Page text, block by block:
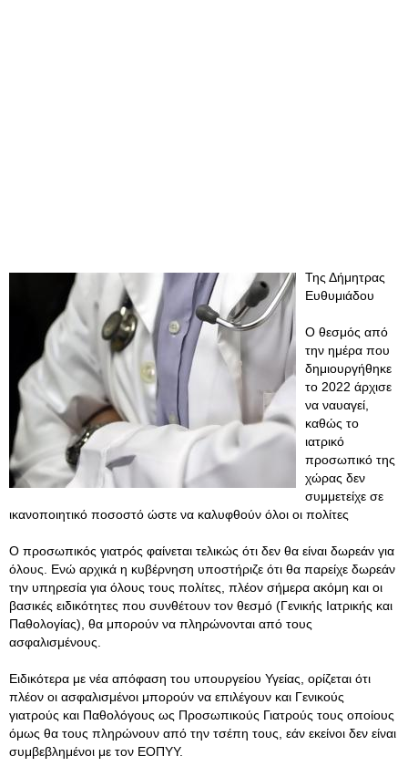
Της Δήμητρας
Ευθυμιάδου
Ο θεσμός από
την ημέρα που
δημιουργήθηκε
το 2022 άρχισε
να ναυαγεί,
καθώς το
ιατρικό
προσωπικό της
χώρας δεν
συμμετείχε σε
ικανοποιητικό ποσοστό ώστε να καλυφθούν όλοι οι πολίτες
Ο προσωπικός γιατρός φαίνεται τελικώς ότι δεν θα είναι δωρεάν για
όλους. Ενώ αρχικά η κυβέρνηση υποστήριζε ότι θα παρείχε δωρεάν
την υπηρεσία για όλους τους πολίτες, πλέον σήμερα ακόμη και οι
βασικές ειδικότητες που συνθέτουν τον θεσμό (Γενικής Ιατρικής και
Παθολογίας), θα μπορούν να πληρώνονται από τους
ασφαλισμένους.
Ειδικότερα με νέα απόφαση του υπουργείου Υγείας, ορίζεται ότι
πλέον οι ασφαλισμένοι μπορούν να επιλέγουν και Γενικούς
γιατρούς και Παθολόγους ως Προσωπικούς Γιατρούς τους οποίους
όμως θα τους πληρώνουν από την τσέπη τους, εάν εκείνοι δεν είναι
συμβεβλημένοι με τον ΕΟΠΥΥ.